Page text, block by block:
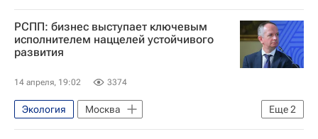
РСПП: бизнес выступает ключевым
исполнителем наццелей устойчивого
развития
14 апреля, 19:02 3374
Еще2
Экология
Москва
Андрей Мельниченко